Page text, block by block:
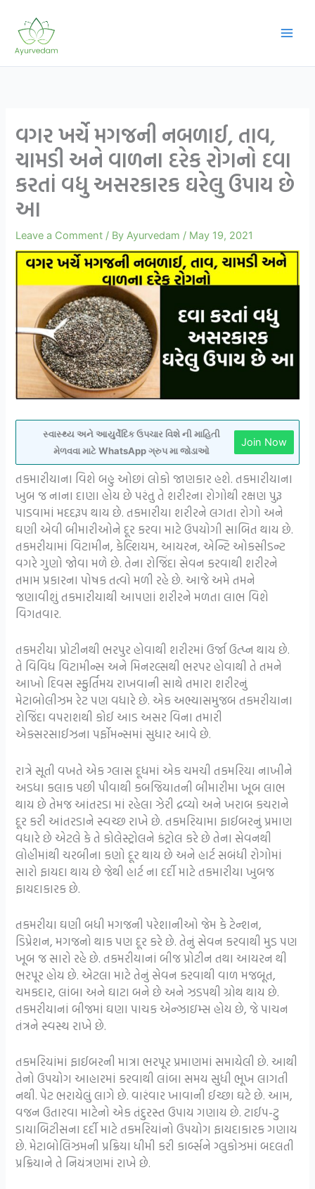
content
વગર ખર્ચે મગજની નબળાઈ, તાવ,
ચામડી અને વાળના દરેક રોગનો દવા
કરતાં વધુ અસરકારક ઘરેલુ ઉપાય છે
આ
Leave a Comment / ByAyurvedam / May 19, 2021
સ્વાસ્થ્ય અને આયુર્વેદિક ઉપચાર વિશે ની માહિતી
મેળવવા માટે WhatsApp ગ્રુપ મા જોડાઓ
Join Now
તકમારીયાના વિશે બહુ ઓછાં લોકો જાણકાર હશે. તકમારીયાના
ખુબ જ નાના દાણા હોય છે પરંતુ તે શરીરના રોગોથી રક્ષણ પુરૂ
પાડવામાં મદદરૂપ થાય છે. તકમારીયા શરીરને લગતા રોગો અને
ઘણી એવી બીમારીઓને દૂર કરવા માટે ઉપયોગી સાબિત થાય છે.
તકમરીયામાં વિટામીન, કેલ્શિયમ, આયરન, એન્ટિ ઓકસીડન્ટ
વગરે ગુણો જોવા મળે છે. તેના રોજિંદા સેવન કરવાથી શરીરને
તમામ પ્રકારના પોષક તત્વો મળી રહે છે. આજે અમે તમને
જણાવીશું તકમારીયાથી આપણાં શરીરને મળતા લાભ વિશે
વિગતવાર.
તકમરીયા પ્રોટીનથી ભરપુર હોવાથી શરીરમાં ઉર્જા ઉત્પ્ન થાય છે.
તે વિવિધ વિટામીન્સ અને મિનરલ્સથી ભરપર હોવાથી તે તમને
આખો દિવસ સ્ફુર્તિમય રાખવાની સાથે તમારા શરીરનું
મેટાબોલીઝમ રેટ પણ વધારે છે. એક અભ્યાસમુજબ તકમરીયાના
રોજિંદા વપરાશથી કોઈ આડ અસર વિના તમારી
એક્સરસાઈઝના પર્ફોમન્સમાં સુધાર આવે છે.
રાત્રે સૂતી વખતે એક ગ્લાસ દૂધમાં એક ચમચી તકમરિયા નાખીને
અડધા કલાક પછી પીવાથી કબજિયાતની બીમારીમા ખૂબ લાભ
થાય છે તેમજ આંતરડા માં રહેલા ઝેરી દ્રવ્યો અને ખરાબ કચરાને
દૂર કરી આંતરડાને સ્વચ્છ રાખે છે. તકમરિયામા ફાઈબરનું પ્રમાણ
વધારે છે એટલે કે તે કોલેસ્ટ્રોલને કંટ્રોલ કરે છે તેના સેવનથી
લોહીમાંથી ચરબીના કણો દૂર થાય છે અને હાર્ટ સબંધી રોગોમાં
સારો ફાયદા થાય છે જેથી હાર્ટ ના દર્દી માટે તકમારીયા ખુબજ
ફાયદાકારક છે.
તકમરીયા ઘણી બધી મગજની પરેશાનીઓ જેમ કે ટેન્શન,
ડિપ્રેશન, મગજનો થાક પણ દૂર કરે છે. તેનું સેવન કરવાથી મુડ પણ
ખૂબ જ સારો રહે છે. તકમરીયાનાં બીજ પ્રોટીન તથા આયરન થી
ભરપૂર હોય છે. એટલા માટે તેનું સેવન કરવાથી વાળ મજબૂત,
ચમકદાર, લાંબા અને ઘાટા બને છે અને ઝડપથી ગ્રોથ થાય છે.
તકમરીયાનાં બીજમાં ઘણા પાચક એન્ઝાઇમ્સ હોય છે, જે પાચન
તંત્રને સ્વસ્થ રાખે છે.
તકમરિયાંમાં ફાઈબરની માત્રા ભરપૂર પ્રમાણમાં સમાયેલી છે. આથી
તેનો ઉપયોગ આહારમાં કરવાથી લાંબા સમય સુધી ભૂખ લાગતી
નથી. પેટ ભરાયેલું લાગે છે. વારંવાર ખાવાની ઈચ્છા ઘટે છે. આમ,
વજન ઉતારવા માટેનો એક તંદુરસ્ત ઉપાય ગણાય છે. ટાઈપ-ટુ
ડાયાબિટીસના દર્દી માટે તકમરિયાંનો ઉપયોગ ફાયદાકારક ગણાય
છે. મેટાબોલિઝમની પ્રક્રિયા ધીમી કરી કાર્બ્સને ગ્લુકોઝમાં બદલતી
પ્રક્રિયાને તે નિયંત્રણમાં રાખે છે.